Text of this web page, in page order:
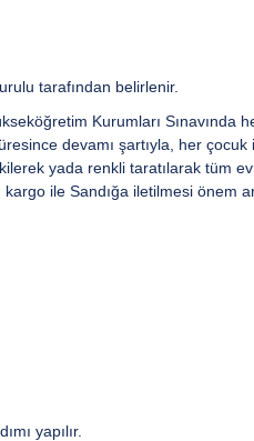
tarafından belirlenir.
Kurumları Sınavında
devamı şartıyla, her çocuk
yada renkli taratılarak tüm
ile Sandığa iletilmesi önem
yapılır.